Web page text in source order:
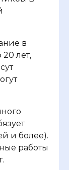
в
лет,
и более).
работы